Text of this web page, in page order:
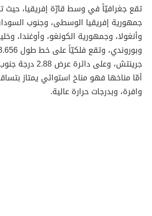
تقع جغرافيّاً في وسط قارّة إفريقيا،
جمهورية إفريقيا الوسطى، وجنوب
وأنغولا، وجمهورية الكونغو، وأوغندا،
جرينتش، وعلى
أمّا مناخها فهو مناخ استوائي يمتاز
وافرة، وبدرجات حرارة عالية.